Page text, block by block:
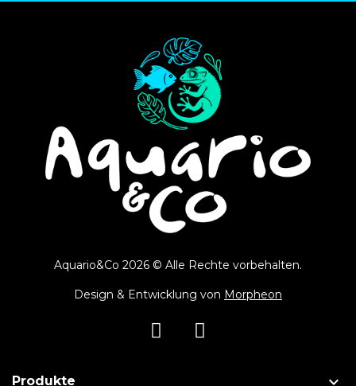
Aquario&Co 2026 © Alle Rechte vorbehalten.
Design & Entwicklung von Morpheon
Produkte 